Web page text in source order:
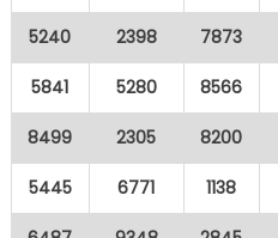
5240 2398 7873
5841 5280 8566
8499 2305 8200
5445 6771 1138